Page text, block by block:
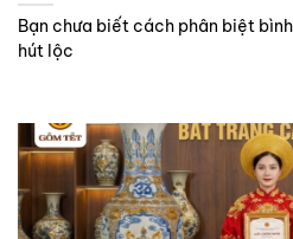
Bạn chưa biết cách phân biệt
hút lộc